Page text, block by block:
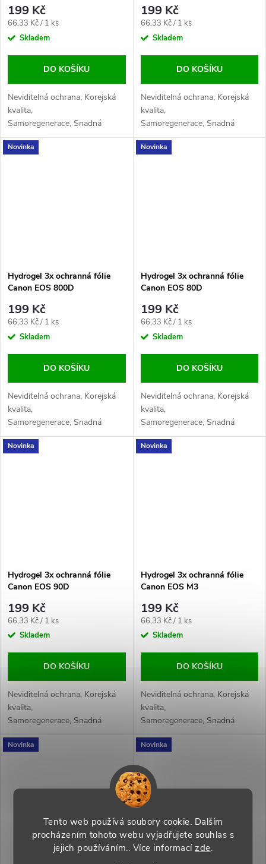
Tento web používá soubory cookie. Dalším
procházením tohoto webu vyjadřujete souhlas s
jejich používáním.. Více informacízde.
199 Kč
Měrná
cena:
66,33 Kč / 1 ks
Skladem
DO KOŠÍKU
Neviditelná ochrana, Korejská
kvalita,
Samoregenerace, Snadná
aplikace, Maximální
citlivost, Odolnost proti
199 Kč
Měrná
cena:
66,33 Kč / 1 ks
Skladem
DO KOŠÍKU
Neviditelná ochrana, Korejská
kvalita,
Samoregenerace, Snadná
aplikace, Maximální
citlivost, Odolnost proti
Novinka
Hydrogel 3x ochranná fólie
Canon EOS 800D
199 Kč
Měrná
cena:
66,33 Kč / 1 ks
Skladem
DO KOŠÍKU
Neviditelná ochrana, Korejská
kvalita,
Samoregenerace, Snadná
aplikace, Maximální
citlivost, Odolnost proti
Novinka
Hydrogel 3x ochranná fólie
Canon EOS 80D
199 Kč
Měrná
cena:
66,33 Kč / 1 ks
Skladem
DO KOŠÍKU
Neviditelná ochrana, Korejská
kvalita,
Samoregenerace, Snadná
aplikace, Maximální
citlivost, Odolnost proti
Novinka
Hydrogel 3x ochranná fólie
Canon EOS 90D
199 Kč
Měrná
cena:
66,33 Kč / 1 ks
Skladem
DO KOŠÍKU
Neviditelná ochrana, Korejská
kvalita,
Samoregenerace, Snadná
citlivost, Odolnost proti
Novinka
Hydrogel 3x ochranná fólie
Canon EOS M3
199 Kč
Měrná
cena:
66,33 Kč / 1 ks
Skladem
DO KOŠÍKU
Neviditelná ochrana, Korejská
kvalita,
Samoregenerace, Snadná
citlivost, Odolnost proti
Novinka Novinka